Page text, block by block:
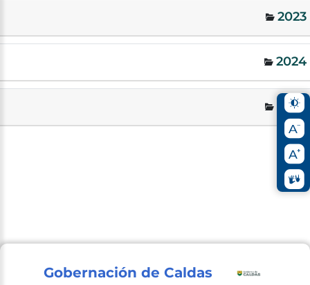
2023
2024
2025
Gobernación de Caldas